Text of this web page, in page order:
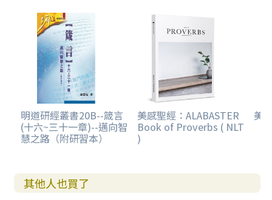
明道研經叢書20B--箴言
(十六~三十一章)--邁向智
慧之路（附研習本）
美感聖經：ALABASTER
Book of Proverbs ( NLT
)
美
其他人也買了